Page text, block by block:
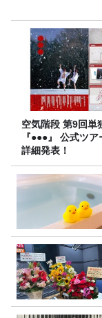
空気階段 第9回単
『●●●』 公式ツ
詳細発表！